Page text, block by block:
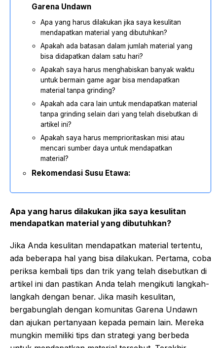
Garena Undawn
Apa yang harus dilakukan jika saya kesulitan
mendapatkan material yang dibutuhkan?
Apakah ada batasan dalam jumlah material yang
bisa didapatkan dalam satu hari?
Apakah saya harus menghabiskan banyak waktu
untuk bermain game agar bisa mendapatkan
material tanpa grinding?
Apakah ada cara lain untuk mendapatkan material
tanpa grinding selain dari yang telah disebutkan di
artikel ini?
Apakah saya harus memprioritaskan misi atau
mencari sumber daya untuk mendapatkan
material?
Rekomendasi Susu Etawa:
Apa yang harus dilakukan jika saya kesulitan
mendapatkan material yang dibutuhkan?
Jika Anda kesulitan mendapatkan material tertentu,
ada beberapa hal yang bisa dilakukan. Pertama, coba
periksa kembali tips dan trik yang telah disebutkan di
artikel ini dan pastikan Anda telah mengikuti langkah-
langkah dengan benar. Jika masih kesulitan,
bergabunglah dengan komunitas Garena Undawn
dan ajukan pertanyaan kepada pemain lain. Mereka
mungkin memiliki tips dan strategi yang berbeda